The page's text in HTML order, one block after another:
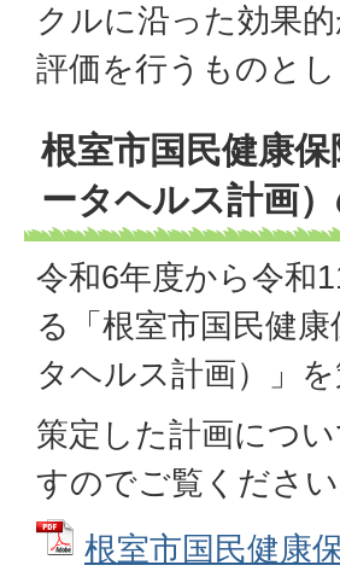
クルに沿った効果
評価を行うものとし
根室市国民健康
ータヘルス計画
令和6年度から令和
る「根室市国民健
タヘルス計画）」
策定した計画につ
すのでご覧ください
根室市国民健康